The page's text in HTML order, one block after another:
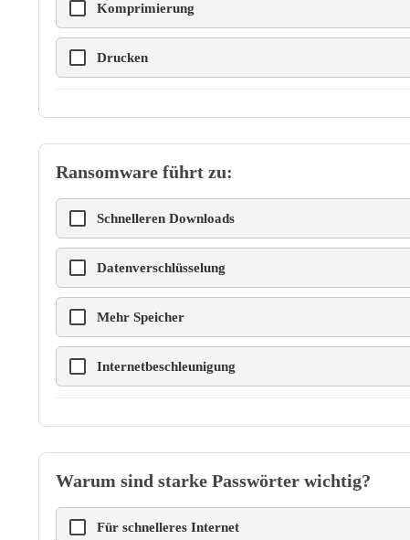
Komprimierung
Drucken
Ransomware führt zu:
Schnelleren Downloads
Datenverschlüsselung
Mehr Speicher
Internetbeschleunigung
Warum sind starke Passwörter wichtig?
Für schnelleres Internet